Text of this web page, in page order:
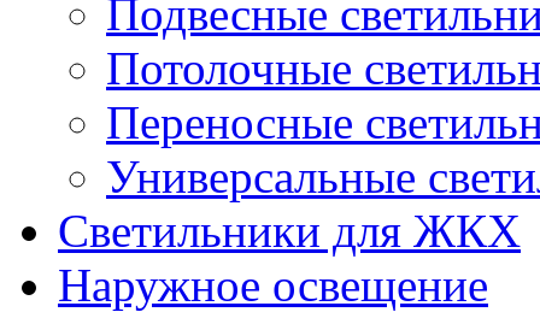
Подвесные
Потолочные
Переносные
Универсальные
Светильники для ЖКХ
Наружное освещение